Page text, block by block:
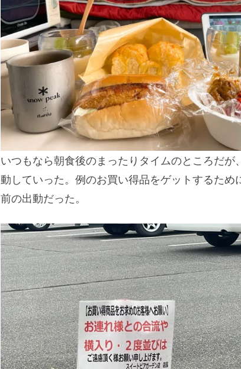
いつもなら朝食後のまったりタイムのところだ
動していった。例のお買い得品をゲットするため
前の出動だった。